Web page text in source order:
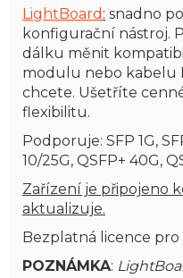
LightBoard : snadno
konfigurační nástroj.
dálku měnit
modulu nebo kabelu
chcete. Ušetříte
flexibilitu.
Podporuje: SFP 1G,
10/25G, QSFP+ 40G,
Zařízení je připojeno
aktualizuje.
Bezplatná licence
POZNÁMKA: